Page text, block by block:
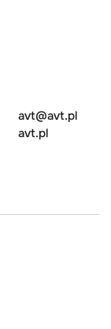
avt@avt.pl
avt.pl